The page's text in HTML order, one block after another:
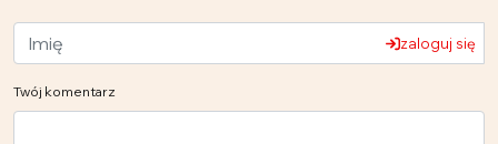
zaloguj się
Twój komentarz